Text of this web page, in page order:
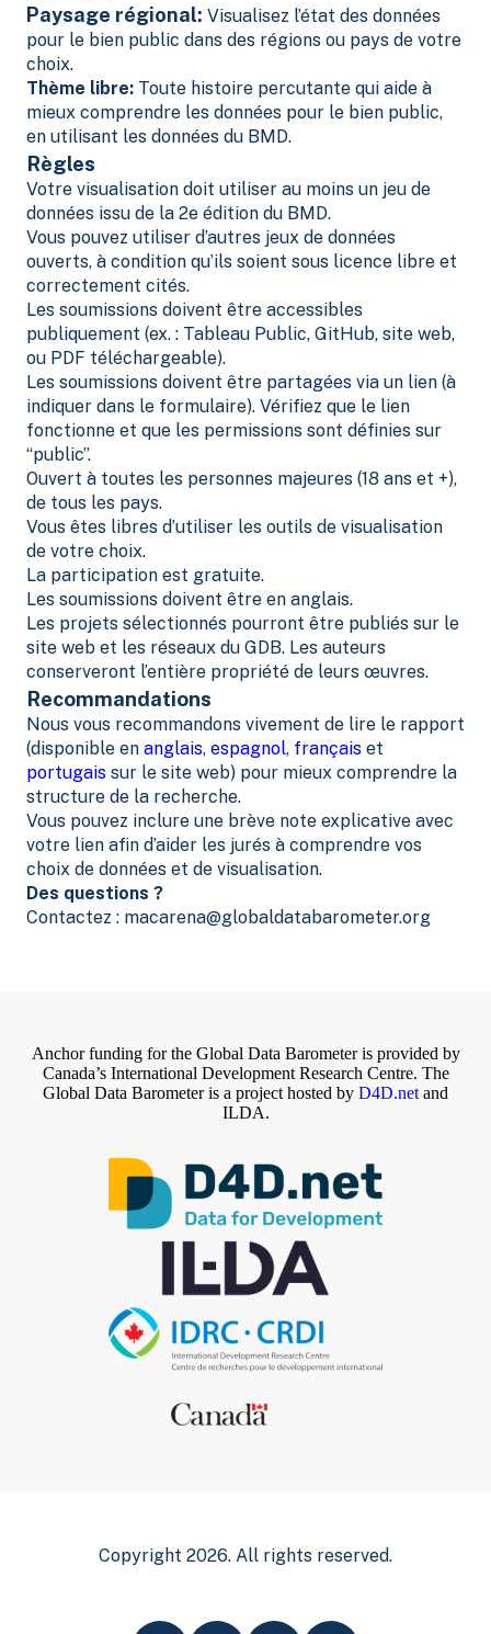
Paysage régional: Visualisez l’état des données
pour le bien public dans des régions ou pays de votre
choix.
Thème libre: Toute histoire percutante qui aide à
mieux comprendre les données pour le bien public,
en utilisant les données du BMD.
Règles
Votre visualisation doit utiliser au moins un jeu de
données issu de la 2e édition du BMD.
Vous pouvez utiliser d’autres jeux de données
ouverts, à condition qu’ils soient sous licence libre et
correctement cités.
Les soumissions doivent être accessibles
publiquement (ex. : Tableau Public, GitHub, site web,
ou PDF téléchargeable).
Les soumissions doivent être partagées via un lien (à
indiquer dans le formulaire). Vérifiez que le lien
fonctionne et que les permissions sont définies sur
“public”.
Ouvert à toutes les personnes majeures (18 ans et +),
de tous les pays.
Vous êtes libres d’utiliser les outils de visualisation
de votre choix.
La participation est gratuite.
Les soumissions doivent être en anglais.
Les projets sélectionnés pourront être publiés sur le
site web et les réseaux du GDB. Les auteurs
conserveront l’entière propriété de leurs œuvres.
Recommandations
Nous vous recommandons vivement de lire le rapport
(disponible en anglais, espagnol, français et
portugais sur le site web) pour mieux comprendre la
structure de la recherche.
Vous pouvez inclure une brève note explicative avec
votre lien afin d’aider les jurés à comprendre vos
choix de données et de visualisation.
Des questions ?
Contactez : macarena@globaldatabarometer.org
Anchor funding for the Global Data Barometer is provided by
Canada’s International Development Research Centre. The
Global Data Barometer is a project hosted by D4D.net and
ILDA.
Copyright 2026. All rights reserved.